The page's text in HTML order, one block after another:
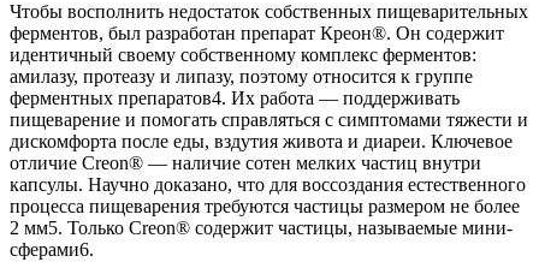
Чтобы восполнить недостаток собственных пищеварительных
ферментов, был разработан препарат Креон®. Он содержит
идентичный своему собственному комплекс ферментов:
амилазу, протеазу и липазу, поэтому относится к группе
ферментных препаратов4. Их работа — поддерживать
пищеварение и помогать справляться с симптомами тяжести и
дискомфорта после еды, вздутия живота и диареи. Ключевое
отличие Creon® — наличие сотен мелких частиц внутри
капсулы. Научно доказано, что для воссоздания естественного
процесса пищеварения требуются частицы размером не более
2 мм5. Только Creon® содержит частицы, называемые мини-
сферами6.